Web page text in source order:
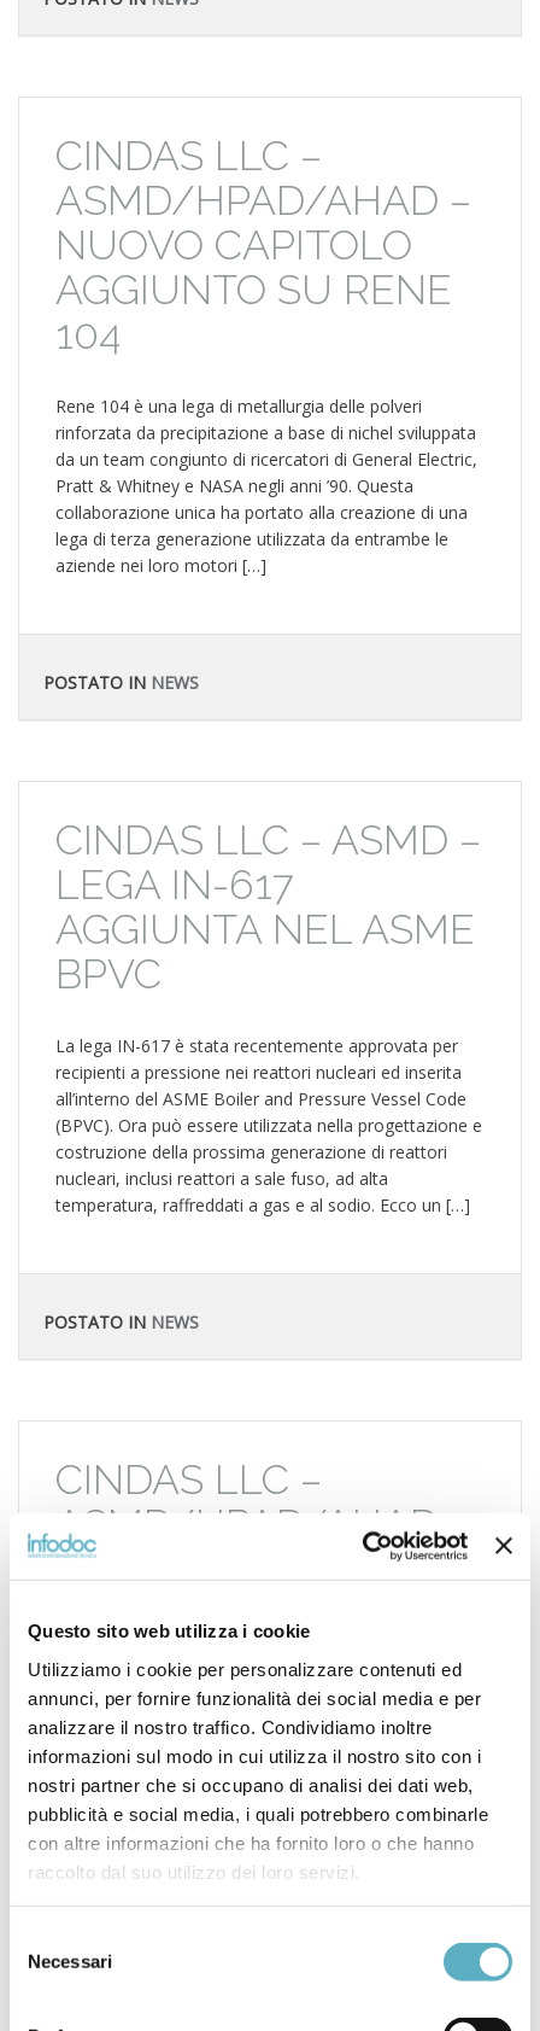
Questo sito web utilizza i cookie
Utilizziamo i cookie per personalizzare contenuti ed
annunci, per fornire funzionalità dei social media e per
analizzare il nostro traffico. Condividiamo inoltre
informazioni sul modo in cui utilizza il nostro sito con i
nostri partner che si occupano di analisi dei dati web,
pubblicità e social media, i quali potrebbero combinarle
con altre informazioni che ha fornito loro o che hanno
raccolto dal suo utilizzo dei loro servizi.
delNecessari
CINDAS LLC –
ASMD/HPAD/AHAD –
NUOVO CAPITOLO
AGGIUNTO SU RENE
104
Rene 104 è una lega di metallurgia delle polveri
rinforzata da precipitazione a base di nichel sviluppata
da un team congiunto di ricercatori di General Electric,
Pratt & Whitney e NASA negli anni ’90. Questa
collaborazione unica ha portato alla creazione di una
lega di terza generazione utilizzata da entrambe le
aziende nei loro motori […]
POSTATO IN NEWS
CINDAS LLC – ASMD –
LEGA IN-617
AGGIUNTA NEL ASME
BPVC
La lega IN-617 è stata recentemente approvata per
recipienti a pressione nei reattori nucleari ed inserita
all’interno del ASME Boiler and Pressure Vessel Code
(BPVC). Ora può essere utilizzata nella progettazione e
costruzione della prossima generazione di reattori
nucleari, inclusi reattori a sale fuso, ad alta
temperatura, raffreddati a gas e al sodio. Ecco un […]
POSTATO IN NEWS
CINDAS LLC –
ASMD/HPAD/AHAD –
AGGIUNTA
SUPERLEGA AM
INCONEL 718
L’aggiunta più recente ai database delle proprietà dei
materiali CINDAS (ASMD/HPAD/AHAD) è l’Inconel 718
prodotto in modo additivo. IN-718 è una ben nota
superlega che è un cavallo di battaglia per l’uso in
applicazioni ad alta temperatura come pale di turbine,
sistemi di condotti e sistemi di scarico del motore nei